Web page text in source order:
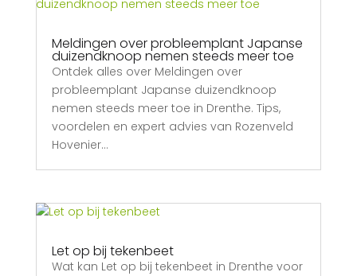
Meldingen over probleemplant Japanse
duizendknoop nemen steeds meer toe
Ontdek alles over Meldingen over
probleemplant Japanse duizendknoop
nemen steeds meer toe in Drenthe. Tips,
voordelen en expert advies van Rozenveld
Hovenier…
Let op bij tekenbeet
Wat kan Let op bij tekenbeet in Drenthe voor